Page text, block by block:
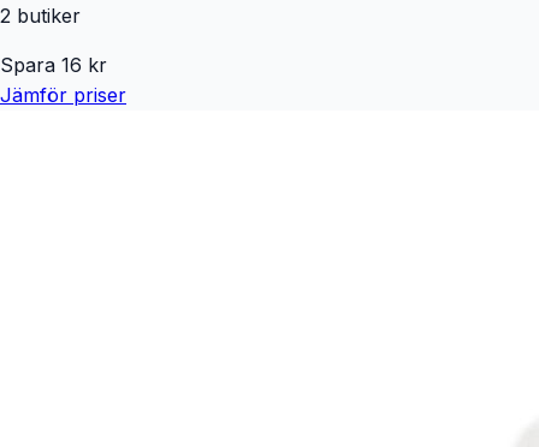
2 butiker
Spara 16 kr
Jämför priser